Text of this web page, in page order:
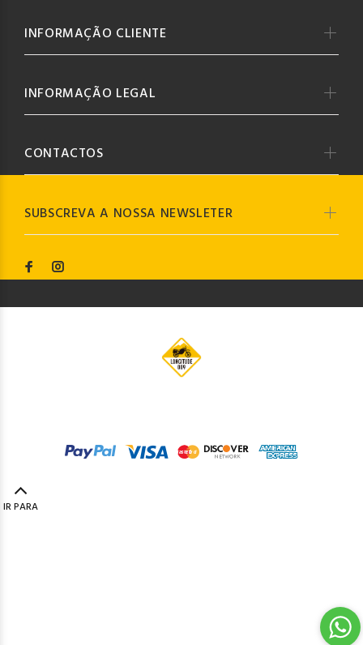
SUBSCREVA A NOSSA NEWSLETER
INFORMAÇÃO CLIENTE
INFORMAÇÃO LEGAL
CONTACTOS
IR PARA